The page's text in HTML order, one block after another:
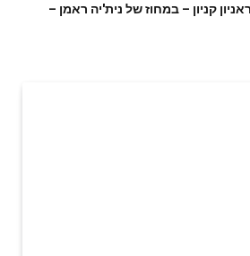
קניון – במחוז של נית'יה ראמן –